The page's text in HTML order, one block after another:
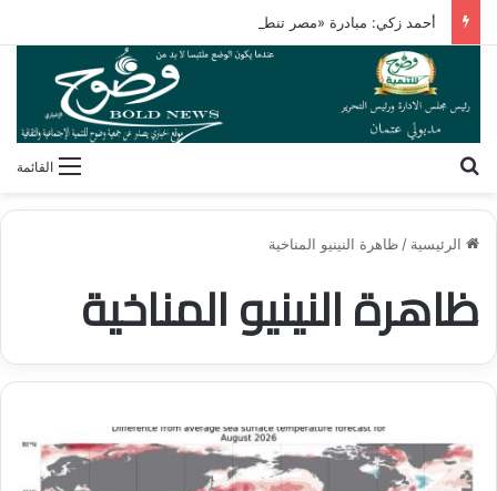
أحمد زكي: مبادرة «مصر تنطلق بالتصدير» تدعم نمو الصادرات
القائمة
الرئيسية / ظاهرة النينيو المناخية
ظاهرة النينيو المناخية